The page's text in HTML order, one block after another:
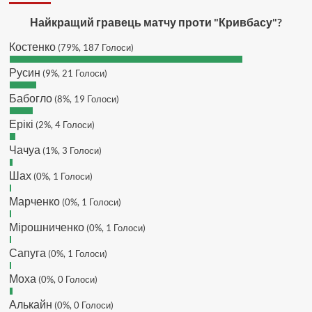
Hatsyk :SVAT, без проблем
кинув в ТГ
DJGycle : Tamada
Makiavelli :
Makiavelli :
MaRiO :Трансфери такі шо слів
провалу 🙁
Hatsyk:Makiavelli, вітаємо на
буде ще активніший з часом)
Hatsyk:Та Кузик ще ок, а
перспективи, хз хз
трансляцію товарняка з Минаєм
https://www.youtube.com/live/Qb1ebGeOfZ8?
Найкращий гравець матчу проти "Кривбасу"?
Костенко (79%, 187 Голоси)
Русин (9%, 21 Голоси)
Бабогло (8%, 19 Голоси)
Ерікі (2%, 4 Голоси)
Чачуа (1%, 3 Голоси)
Шах (0%, 1 Голоси)
Марченко (0%, 1 Голоси)
Мірошниченко (0%, 1 Голоси)
Сапуга (0%, 1 Голоси)
Моха (0%, 0 Голоси)
Алькайн (0%, 0 Голоси)